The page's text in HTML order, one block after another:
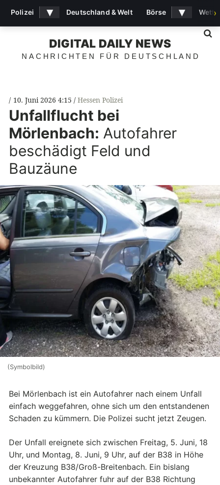
DIGITAL DAILY NEWS
NACHRICHTEN FÜR DEUTSCHLAND
10. Juni 2026 4:15 Hessen Polizei
Unfallflucht bei
Mörlenbach: Autofahrer
beschädigt Feld und
Bauzäune
(Symbolbild)
Bei Mörlenbach ist ein Autofahrer nach einem Unfall
einfach weggefahren, ohne sich um den entstandenen
Schaden zu kümmern. Die Polizei sucht jetzt Zeugen.
Der Unfall ereignete sich zwischen Freitag, 5. Juni, 18
Uhr, und Montag, 8. Juni, 9 Uhr, auf der B38 in Höhe
der Kreuzung B38/Groß-Breitenbach. Ein bislang
unbekannter Autofahrer fuhr auf der B38 Richtung
Polizei ▾ Deutschland & Welt Börse ▾ ›